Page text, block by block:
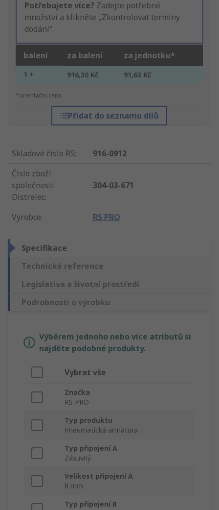
Potřebujete více? Zadejte potřebné
množství a klikněte „Zkontrolovat termíny
dodání“.
balení za balení za jednotku*
1 + 916,30 Kč 91,63 Kč
*orientační cena
Přidat do seznamu dílů
Skladové číslo RS:
916-0912
Číslo zboží
společnosti
Distrelec:
304-03-671
Výrobce: RS PRO
Specifikace
Technické reference
Legislativa a životní prostředí
Podrobnosti o výrobku
Výběrem jednoho nebo více atributů si
najděte podobné produkty.
Vybrat vše
Značka
RS PRO
Typ produktu
Pneumatická armatura
Typ připojení A
Zásuvný
Velikost připojení A
8 mm
Typ připojení B